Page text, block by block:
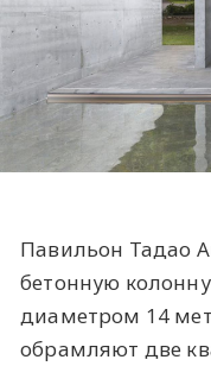
Павильон Тадао
бетонную
диаметром 14
обрамляют две